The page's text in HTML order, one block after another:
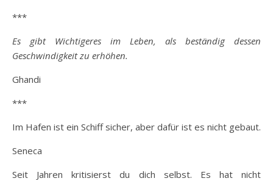
***
Es gibt Wichtigeres im Leben, als beständig dessen
Geschwindigkeit zu erhöhen.
Ghandi
***
Im Hafen ist ein Schiff sicher, aber dafür ist es nicht gebaut.
Seneca
Seit Jahren kritisierst du dich selbst. Es hat nicht